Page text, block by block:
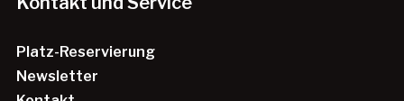
Platz-Reservierung
Newsletter